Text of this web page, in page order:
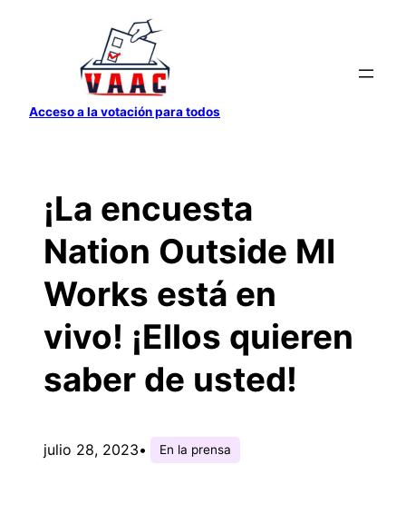
contenido
Acceso a la votación para todos
¡La encuesta
Nation Outside MI
Works está en
vivo! ¡Ellos quieren
saber de usted!
julio 28, 2023• En la prensa